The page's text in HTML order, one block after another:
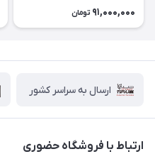
91,000,000 تومان
ارسال به سراسر کشور
ارتباط با فروشگاه حضوری